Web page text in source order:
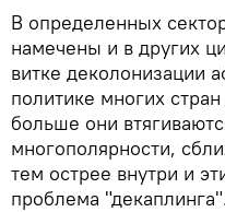
В определенных
намечены и в других
витке деколонизации
политике многих
больше они
многополярности,
тем острее внутри и
проблема